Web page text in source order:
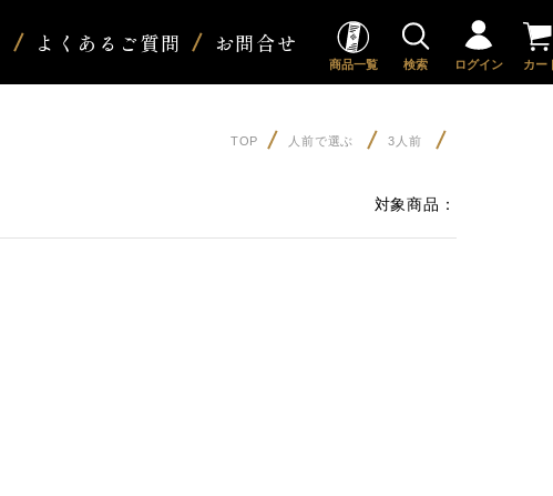
よくあるご質問 お問合せ
商品一覧 検索 ログイン カー
TOP 人前で選ぶ 3人前
対象商品：